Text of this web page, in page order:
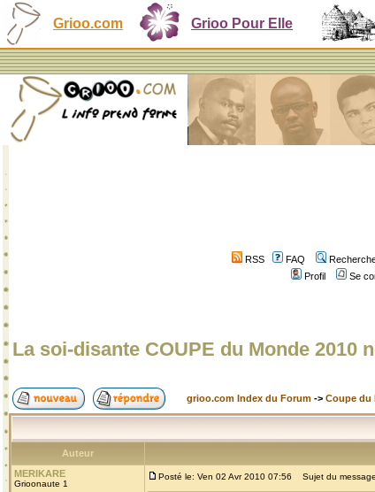
Grioo.com Grioo Pour Elle
RSS FAQ
Profil
Se
La soi-disante COUPE du Monde 2010
grioo.com Index du Forum -> Coupe du
Auteur
MERIKARE
Grioonaute 1
Posté le: Ven 02 Avr 2010 07:56 Sujet du